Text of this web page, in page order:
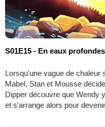
S01E15 - En eaux profondes
Lorsqu'une vague de chaleur
Mabel, Stan et Mousse
Dipper découvre que Wendy
et s'arrange alors pour